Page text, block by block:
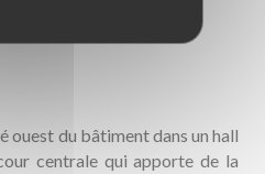
ouest du bâtiment dans un hall
centrale qui apporte de la